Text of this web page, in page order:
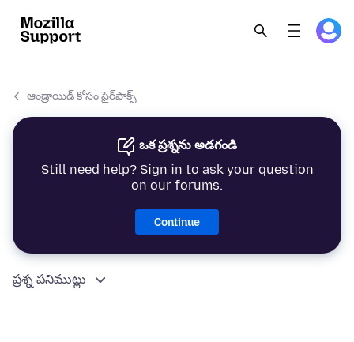
ఆండ్రాయిడ్ కోసం ఫైర్‌ఫాక్స్
ఒక ప్రశ్నను అడగండి
Still need help? Sign in to ask your question
on our forums.
Continue
ప్రశ్న పనిముట్లు